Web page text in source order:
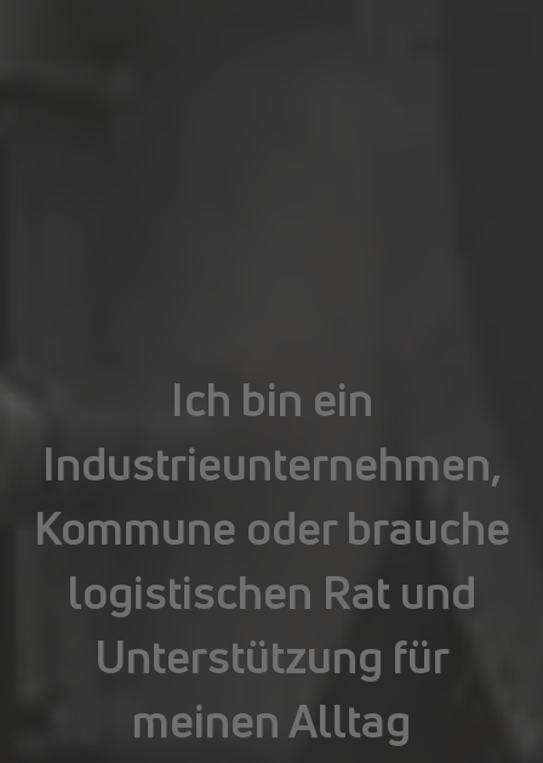
Ich bin ein
Industrieunternehmen,
Kommune oder brauche
logistischen Rat und
Unterstützung für
meinen Alltag